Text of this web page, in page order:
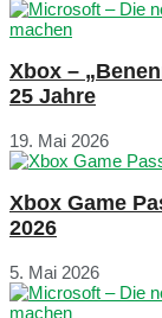
Xbox –
25 Jahre
19. Mai 2026
Xbox Game
2026
5. Mai 2026